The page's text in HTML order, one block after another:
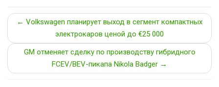
← Volkswagen планирует выход в сегмент компактных
электрокаров ценой до €25 000
GM отменяет сделку по производству гибридного
FCEV/BEV-пикапа Nikola Badger →